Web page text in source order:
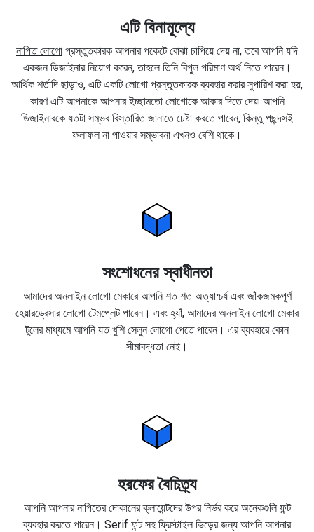
এটি বিনামূল্যে
নাপিত লোগো প্রস্তুতকারক আপনার পকেটে বোঝা চাপিয়ে দেয় না, তবে আপনি যদি
একজন ডিজাইনার নিয়োগ করেন, তাহলে তিনি বিপুল পরিমাণ অর্থ নিতে পারেন।
আর্থিক শর্তাদি ছাড়াও, এটি একটি লোগো প্রস্তুতকারক ব্যবহার করার সুপারিশ করা হয়,
কারণ এটি আপনাকে আপনার ইচ্ছামতো লোগোকে আকার দিতে দেয়৷ আপনি
ডিজাইনারকে যতটা সম্ভব বিস্তারিত জানাতে চেষ্টা করতে পারেন, কিন্তু পছন্দসই
ফলাফল না পাওয়ার সম্ভাবনা এখনও বেশি থাকে।
সংশোধনের স্বাধীনতা
আমাদের অনলাইন লোগো মেকারে আপনি শত শত অত্যাশ্চর্য এবং জাঁকজমকপূর্ণ
হেয়ারড্রেসার লোগো টেমপ্লেট পাবেন। এবং হ্যাঁ, আমাদের অনলাইন লোগো মেকার
টুলের মাধ্যমে আপনি যত খুশি সেলুন লোগো পেতে পারেন। এর ব্যবহারে কোন
সীমাবদ্ধতা নেই।
হরফের বৈচিত্র্য
আপনি আপনার নাপিতের দোকানের ক্লায়েন্টদের উপর নির্ভর করে অনেকগুলি ফন্ট
ব্যবহার করতে পারেন। Serif ফন্ট সহ ফ্রিস্টাইল ভিড়ের জন্য আপনি আপনার